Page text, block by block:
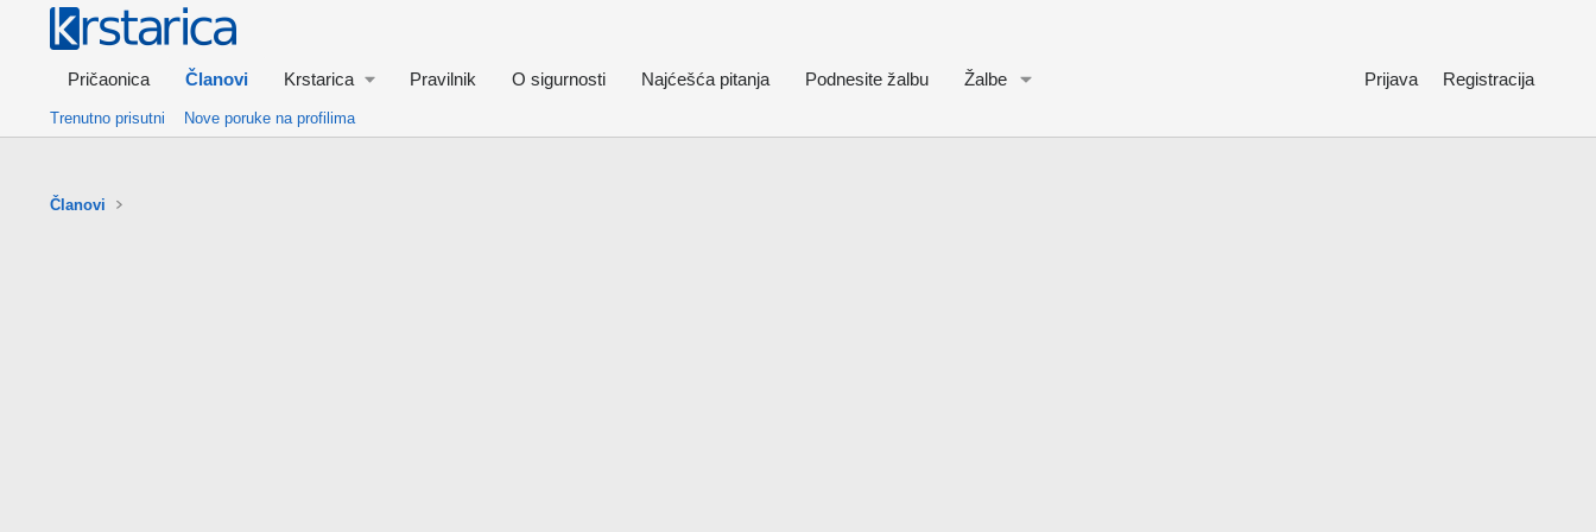
Pričaonica Članovi Krstarica Pravilnik O sigurnosti Najćešća pitanja Podnesite žalbu Žalbe Prijava Registracija
Trenutno prisutni Nove poruke na profilima
Članovi